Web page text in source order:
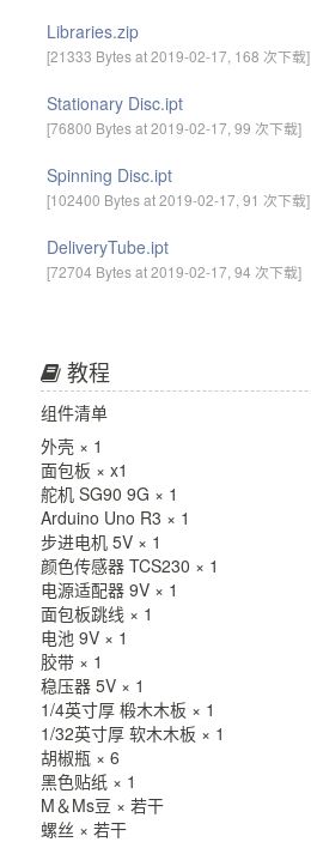
Libraries.zip
[21333 Bytes at 2019-02-17, 168 次下载]
Stationary Disc.ipt
[76800 Bytes at 2019-02-17, 99 次下载]
Spinning Disc.ipt
[102400 Bytes at 2019-02-17, 91 次下载]
DeliveryTube.ipt
[72704 Bytes at 2019-02-17, 94 次下载]
教程
组件清单
外壳 × 1
面包板 × x1
舵机 SG90 9G × 1
Arduino Uno R3 × 1
步进电机 5V × 1
颜色传感器 TCS230 × 1
电源适配器 9V × 1
面包板跳线 × 1
电池 9V × 1
胶带 × 1
稳压器 5V × 1
1/4英寸厚 椴木木板 × 1
1/32英寸厚 软木木板 × 1
胡椒瓶 × 6
黑色贴纸 × 1
M＆Ms豆 × 若干
螺丝 × 若干